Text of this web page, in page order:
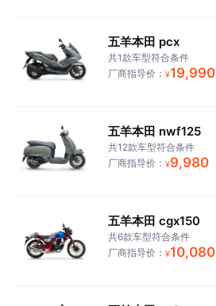
五羊本田 pcx
共1款车型符合条件
厂商指导价： ¥19,990
五羊本田 nwf125
共12款车型符合条件
厂商指导价： ¥9,980
五羊本田 cgx150
共6款车型符合条件
厂商指导价： ¥10,080